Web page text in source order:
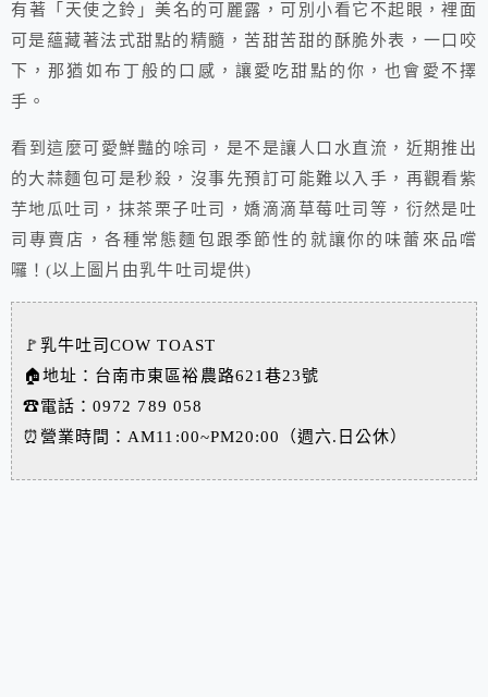
有著「天使之鈴」美名的可麗露，可別小看它不起眼，裡面
可是蘊藏著法式甜點的精髓，苦甜苦甜的酥脆外表，一口咬
下，那猶如布丁般的口感，讓愛吃甜點的你，也會愛不擇
手。
看到這麼可愛鮮豔的唋司，是不是讓人口水直流，近期推出
的大蒜麵包可是秒殺，沒事先預訂可能難以入手，再觀看紫
芋地瓜吐司，抹茶栗子吐司，嬌滴滴草莓吐司等，衍然是吐
司專賣店，各種常態麵包跟季節性的就讓你的味蕾來品嚐
囉！(以上圖片由乳牛吐司堤供)
🚩乳牛吐司COW TOAST
🏠地址：台南市東區裕農路621巷23號
☎電話：0972 789 058
⏰營業時間：AM11:00~PM20:00（週六.日公休）